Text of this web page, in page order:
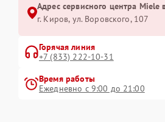
Адрес сервисного центра Miele
г. Киров, ул. Воровского, 107
Горячая линия
+7 (833) 222-10-31
Время работы
Ежедневно с 9:00 до 21:00